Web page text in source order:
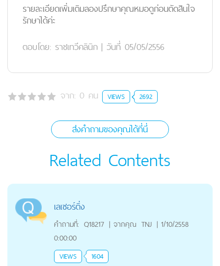
รายละเอียดเพิ่มเติมลองปรึกษาคุณหมอดูก่อนตัดสินใจ
รักษาได้ค่ะ
ตอบโดย: ราชเทวีคลินิก | วันที่ 05/05/2556
จาก: 0 คน VIEWS 2692
ส่งคำถามของคุณได้ที่นี่
Related Contents
เลเซอร์ติ่ง
คำถามที่: Q18217 | จากคุณ TNJ | 1/10/2558
0:00:00
VIEWS 1604